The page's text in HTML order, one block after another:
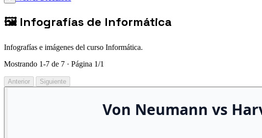
🖼️ Infografías de Informática
Infografías e imágenes del curso Informática.
Mostrando 1-7 de 7 · Página 1/1
Anterior Siguiente